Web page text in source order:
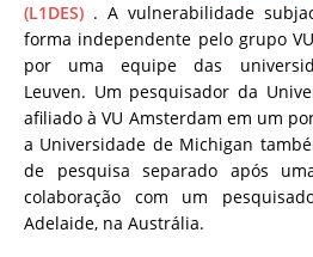
(L1DES) . A vulnerabilidade
forma independente pelo grupo
por uma equipe das
Leuven. Um pesquisador da
afiliado à VU Amsterdam em um
a Universidade de Michigan
de pesquisa separado após
colaboração com um
Adelaide, na Austrália.